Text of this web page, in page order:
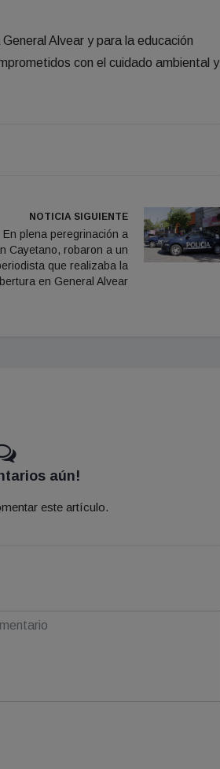
Alvear y para la educación
con el cuidado ambiental y
NOTICIA SIGUIENTE
En plena peregrinación a
Cayetano, robaron a un
que realizaba la
en General Alvear
aún!
este artículo.